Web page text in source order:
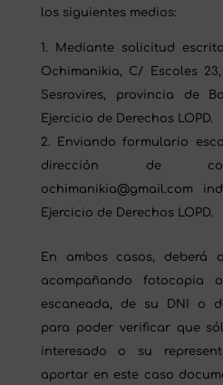
los siguientes medios:
Mediante solicitud
Ochimanikia, C/ Escoles
Sesrovires, provincia de
Ejercicio de Derechos LOPD.
Enviando formulario
dirección de
ochimanikia@gmail.com
Ejercicio de Derechos LOPD.
En ambos casos, deberá
acompañando
escaneada, de su DNI o
para poder verificar que
interesado o su
aportar en este caso